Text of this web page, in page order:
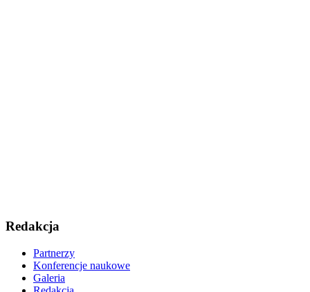
Redakcja
Partnerzy
Konferencje naukowe
Galeria